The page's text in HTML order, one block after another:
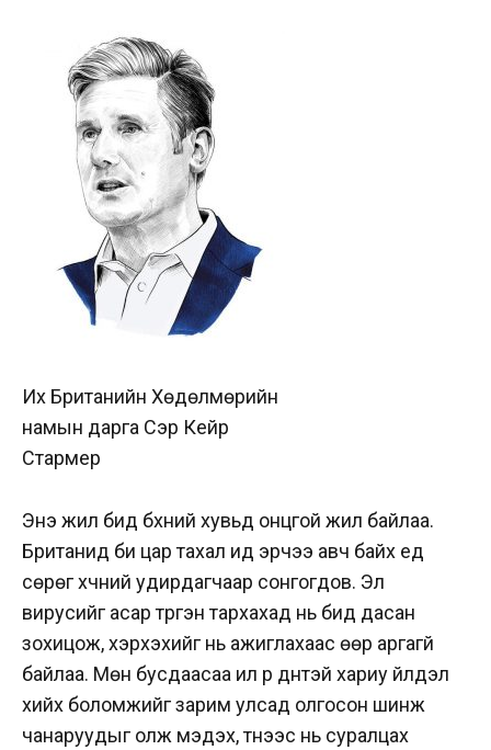
Их Британийн Хөдөлмөрийн
намын дарга Сэр Кейр
Стармер
Энэ жил бид бүхний хувьд онцгой жил байлаа.
Британид би цар тахал ид эрчээ авч байх үед
сөрөг хүчний удирдагчаар сонгогдов. Эл
вирусийг асар түргэн тархахад нь бид дасан
зохицож, хэрхэхийг нь ажиглахаас өөр аргагүй
байлаа. Мөн бусдаасаа илүү үр дүнтэй хариу үйлдэл
хийх боломжийг зарим улсад олгосон шинж
чанаруудыг олж мэдэх, түүнээс нь суралцах